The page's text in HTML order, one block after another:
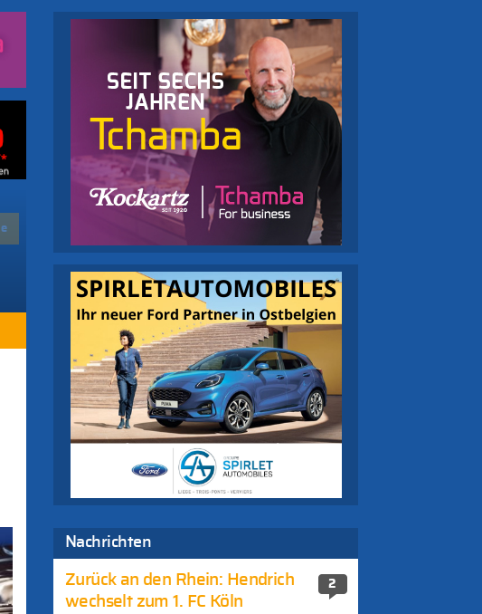
Nachrichten
2
Zurück an den Rhein: Hendrich
wechselt zum 1. FC Köln